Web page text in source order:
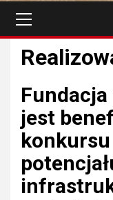
główne
jest
konkursu